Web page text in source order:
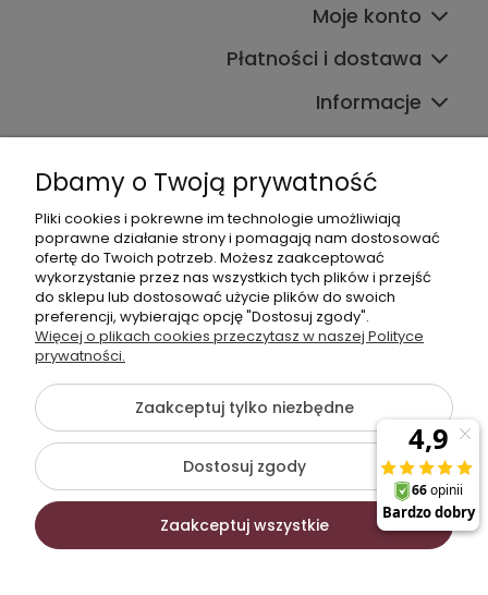
Moje konto
Płatności i dostawa
Informacje
Kontakt ze sklepem
Dane kontaktowe
603377506
sklep@komfort-biuro.pl
Nasz Facebook
©2026 Wszelkie Prawa Zastrzeżone | Komfort Biuro -
meble biurowe
Szablon Flex byEcommercy
Dbamy o Twoją prywatność
Pliki cookies i pokrewne im technologie umożliwiają
poprawne działanie strony i pomagają nam dostosować
ofertę do Twoich potrzeb. Możesz zaakceptować
wykorzystanie przez nas wszystkich tych plików i przejść
do sklepu lub dostosować użycie plików do swoich
preferencji, wybierając opcję "Dostosuj zgody".
Więcej o plikach cookies przeczytasz w naszej Polityce
prywatności.
Zaakceptuj tylko niezbędne
Dostosuj zgody
Zaakceptuj wszystkie